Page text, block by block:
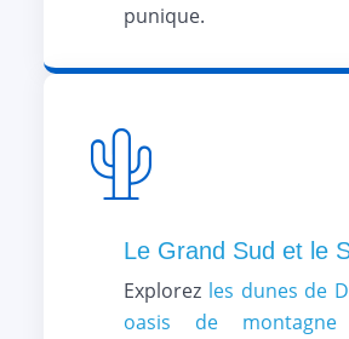
punique.
Le Grand Sud et le
Explorez les dunes de
oasis de montagne